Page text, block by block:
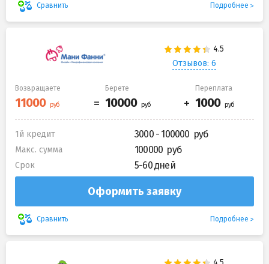
Сравнить Подробнее
Отзывов: 6
Возвращаете Берете Переплата
1й кредит 3000 - 100000
Макс. сумма 100000
Срок 5-60 дней
Оформить заявку
Сравнить Подробнее